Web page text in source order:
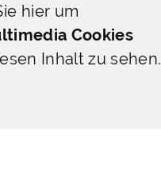
hier um
Cookies
Inhalt zu sehen.